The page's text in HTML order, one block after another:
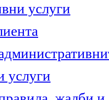
услуги
услуги